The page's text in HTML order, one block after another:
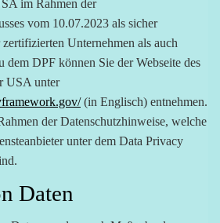
im Rahmen der
vom 10.07.2023 als sicher
Unternehmen als auch
dem DPF können Sie der Webseite des
USA unter
(in Englisch) entnehmen.
der Datenschutzhinweise, welche
unter dem Data Privacy
Daten